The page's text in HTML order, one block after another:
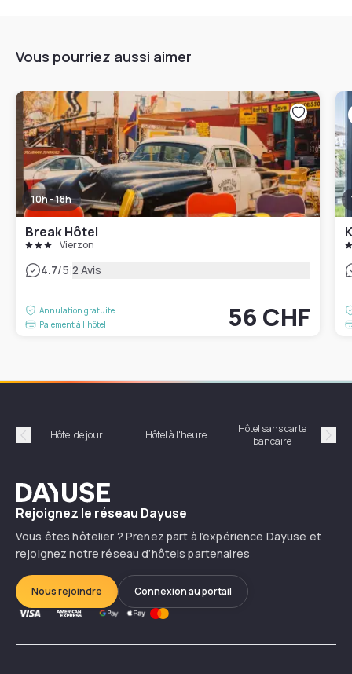
Vous pourriez aussi aimer
10h - 18h
Break Hôtel
Vierzon
4.7/5|2 Avis
Annulation gratuite
Paiement à l'hôtel
56 CHF
Précédent
Hôtel de jour Hôtel à l'heure
Hôtel sans carte
bancaire
Dayuse
Rejoignez le réseau Dayuse
Vous êtes hôtelier ? Prenez part à l’expérience Dayuse et
rejoignez notre réseau d’hôtels partenaires
Nous rejoindre Connexion au portail